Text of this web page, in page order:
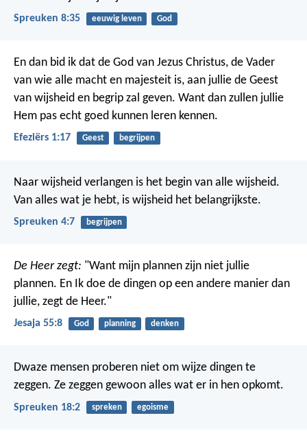
Spreuken 8:35 eeuwig leven God
En dan bid ik dat de God van Jezus Christus, de Vader
van wie alle macht en majesteit is, aan jullie de Geest
van wijsheid en begrip zal geven. Want dan zullen jullie
Hem pas echt goed kunnen leren kennen.
Efeziërs 1:17 Geest begrijpen
Naar wijsheid verlangen is het begin van alle wijsheid.
Van alles wat je hebt, is wijsheid het belangrijkste.
Spreuken 4:7 begrijpen
De Heer zegt: "Want mijn plannen zijn niet jullie
plannen. En Ik doe de dingen op een andere manier dan
jullie, zegt de Heer."
Jesaja 55:8 God planning denken
Dwaze mensen proberen niet om wijze dingen te
zeggen. Ze zeggen gewoon alles wat er in hen opkomt.
Spreuken 18:2 spreken egoisme